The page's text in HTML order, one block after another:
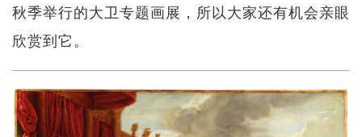
秋季举行的大卫专题画展，所以大家还有机会亲眼
欣赏到它。